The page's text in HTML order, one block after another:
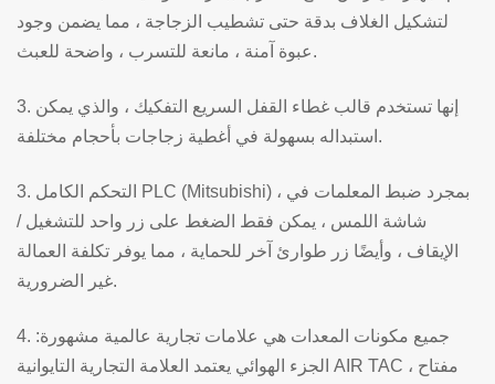
لتشكيل الغلاف بدقة حتى تشطيب الزجاجة ، مما يضمن وجود
عبوة آمنة ، مانعة للتسرب ، واضحة للعبث.
3. إنها تستخدم قالب غطاء القفل السريع التفكيك ، والذي يمكن
استبداله بسهولة في أغطية زجاجات بأحجام مختلفة.
3. التحكم الكامل PLC (Mitsubishi) ، بمجرد ضبط المعلمات في
شاشة اللمس ، يمكن فقط الضغط على زر واحد للتشغيل /
الإيقاف ، وأيضًا زر طوارئ آخر للحماية ، مما يوفر تكلفة العمالة
غير الضرورية.
4. جميع مكونات المعدات هي علامات تجارية عالمية مشهورة:
الجزء الهوائي يعتمد العلامة التجارية التايوانية AIR TAC ، مفتاح